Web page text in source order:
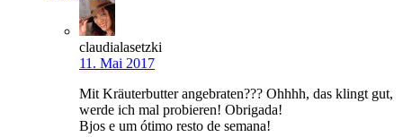
claudialasetzki
11. Mai 2017
Mit Kräuterbutter angebraten??? Ohhhh, das klingt gut,
werde ich mal probieren! Obrigada!
Bjos e um ótimo resto de semana!